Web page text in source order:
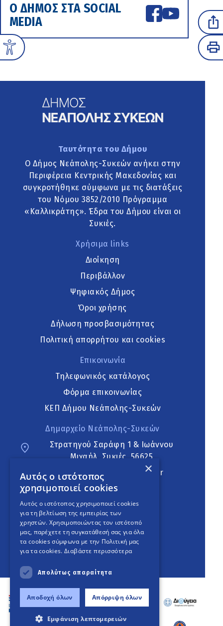
Ο ΔΗΜΟΣ ΣΤΑ SOCIAL
MEDIA
Ταυτότητα του Δήμου
Ο Δήμος Νεάπολης-Συκεών ανήκει στην
Περιφέρεια Κεντρικής Μακεδονίας και
συγκροτήθηκε σύμφωνα με τις διατάξεις
του Νόμου 3852/2010 Πρόγραμμα
«Καλλικράτης». Έδρα του Δήμου είναι οι
Συκιές.
Χρήσιμα links
Διοίκηση
Περιβάλλον
Ψηφιακός Δήμος
Όροι χρήσης
Δήλωση προσβασιμότητας
Πολιτική απορρήτου και cookies
Επικοινωνία
Τηλεφωνικός κατάλογος
Φόρμα επικοινωνίας
ΚΕΠ Δήμου Νεάπολης-Συκεών
Δημαρχείο Νεάπολης-Συκεών
Στρατηγού Σαράφη 1 & Ιωάννου
Μιχαήλ, Συκιές, 56625
neapoli.sykies@ddt.gov.gr
Ακολουθήστε
English Version
An project
×
Αυτός ο ιστότοπος
χρησιμοποιεί cookies
Αυτός ο ιστότοπος χρησιμοποιεί cookies
για τη βελτίωση της εμπειρίας των
χρηστών. Χρησιμοποιώντας τον ιστότοπό
μας, παρέχετε τη συγκατάθεσή σας για όλα
τα cookies σύμφωνα με την Πολιτική μας
για τα cookies. Διαβάστε περισσότερα
Απολύτως απαραίτητα
Αποδοχή όλων Απόρριψη όλων
Εμφάνιση λεπτομερειών